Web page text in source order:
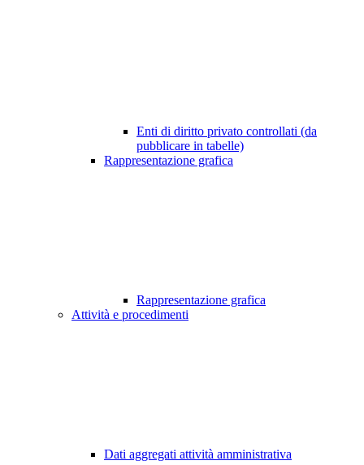
Enti di diritto privato controllati (da
pubblicare in tabelle)
Rappresentazione grafica
Rappresentazione grafica
Attività e procedimenti
Dati aggregati attività amministrativa